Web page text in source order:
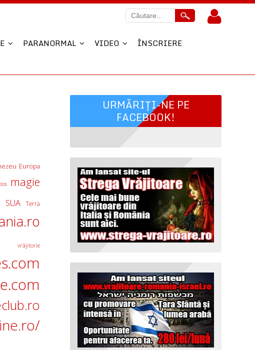
PARANORMAL VIDEO
ÎNSCRIERE
Europa
magie
SUA Terra
vrăjitorie
URMĂRIȚI-NE PE
FACEBOOK!